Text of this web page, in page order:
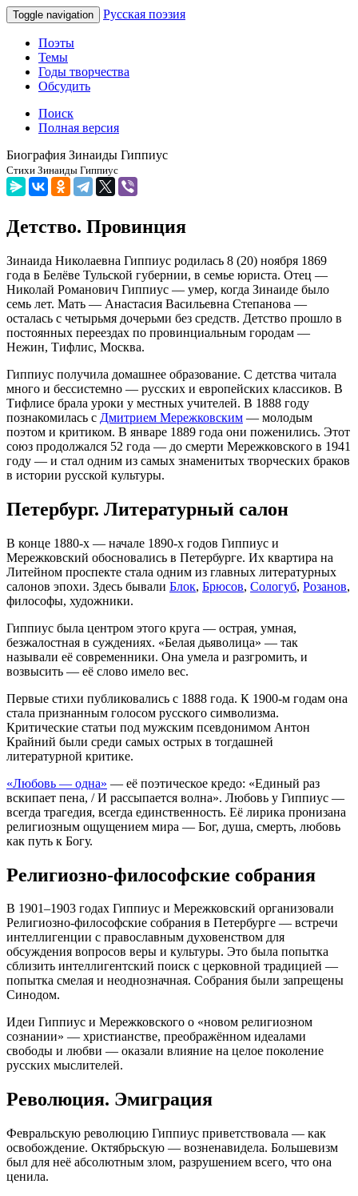
Toggle navigation Русская поэзия
Поэты
Темы
Годы творчества
Обсудить
Поиск
Полная версия
Биография Зинаиды Гиппиус
Стихи Зинаиды Гиппиус
Детство. Провинция
Зинаида Николаевна Гиппиус родилась 8 (20) ноября 1869
года в Белёве Тульской губернии, в семье юриста. Отец —
Николай Романович Гиппиус — умер, когда Зинаиде было
семь лет. Мать — Анастасия Васильевна Степанова —
осталась с четырьмя дочерьми без средств. Детство прошло в
постоянных переездах по провинциальным городам —
Нежин, Тифлис, Москва.
Гиппиус получила домашнее образование. С детства читала
много и бессистемно — русских и европейских классиков. В
Тифлисе брала уроки у местных учителей. В 1888 году
познакомилась с Дмитрием Мережковским — молодым
поэтом и критиком. В январе 1889 года они поженились. Этот
союз продолжался 52 года — до смерти Мережковского в 1941
году — и стал одним из самых знаменитых творческих браков
в истории русской культуры.
Петербург. Литературный салон
В конце 1880-х — начале 1890-х годов Гиппиус и
Мережковский обосновались в Петербурге. Их квартира на
Литейном проспекте стала одним из главных литературных
салонов эпохи. Здесь бывали Блок, Брюсов, Сологуб, Розанов,
философы, художники.
Гиппиус была центром этого круга — острая, умная,
безжалостная в суждениях. «Белая дьяволица» — так
называли её современники. Она умела и разгромить, и
возвысить — её слово имело вес.
Первые стихи публиковались с 1888 года. К 1900-м годам она
стала признанным голосом русского символизма.
Критические статьи под мужским псевдонимом Антон
Крайний были среди самых острых в тогдашней
литературной критике.
«Любовь — одна» — её поэтическое кредо: «Единый раз
вскипает пена, / И рассыпается волна». Любовь у Гиппиус —
всегда трагедия, всегда единственность. Её лирика пронизана
религиозным ощущением мира — Бог, душа, смерть, любовь
как путь к Богу.
Религиозно-философские собрания
В 1901–1903 годах Гиппиус и Мережковский организовали
Религиозно-философские собрания в Петербурге — встречи
интеллигенции с православным духовенством для
обсуждения вопросов веры и культуры. Это была попытка
сблизить интеллигентский поиск с церковной традицией —
попытка смелая и неоднозначная. Собрания были запрещены
Синодом.
Идеи Гиппиус и Мережковского о «новом религиозном
сознании» — христианстве, преображённом идеалами
свободы и любви — оказали влияние на целое поколение
русских мыслителей.
Революция. Эмиграция
Февральскую революцию Гиппиус приветствовала — как
освобождение. Октябрьскую — возненавидела. Большевизм
был для неё абсолютным злом, разрушением всего, что она
ценила.